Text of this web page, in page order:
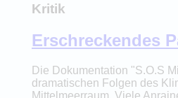
Kritik
Erschreckendes
Die Dokumentation "S.O.S
dramatischen Folgen des
Mittelmeerraum. Viele